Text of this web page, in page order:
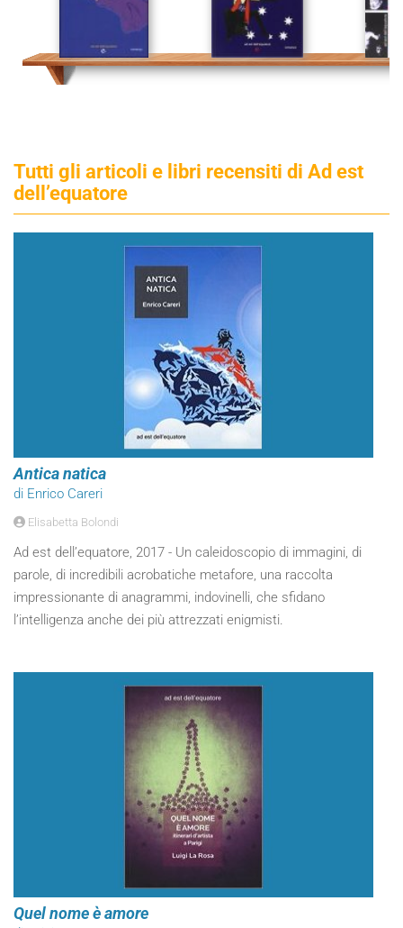
Tutti gli articoli e libri recensiti di Ad est
dell’equatore
Antica natica
di Enrico Careri
Elisabetta Bolondi
Ad est dell’equatore, 2017 - Un caleidoscopio di immagini, di
parole, di incredibili acrobatiche metafore, una raccolta
impressionante di anagrammi, indovinelli, che sfidano
l’intelligenza anche dei più attrezzati enigmisti.
Quel nome è amore